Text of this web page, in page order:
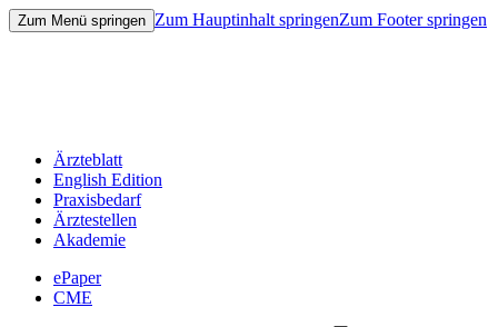
Zum Menü springen Zum Hauptinhalt springenZum Footer springen
Ärzteblatt
English Edition
Praxisbedarf
Ärztestellen
Akademie
ePaper
CME